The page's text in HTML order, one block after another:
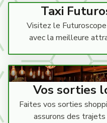
Taxi
Visitez le
avec la meilleure
Vos sorties
Faites vos sorties
assurons des